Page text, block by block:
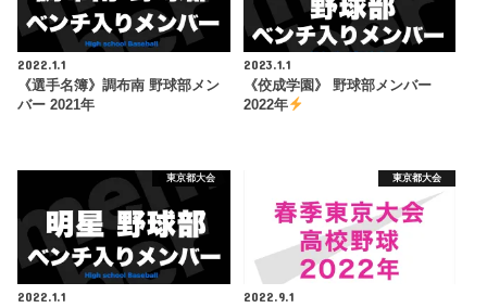
2022.1.1
《選手名簿》調布南 野球部メン
バー 2021年
2023.1.1
《佼成学園》 野球部メンバー
2022年
東京都大会
2022.1.1
東京都大会
2022.9.1